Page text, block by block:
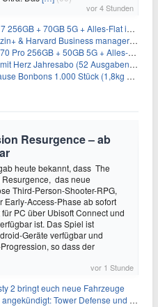
vor 4 Stunden
+ Alles-Flat im Vodafone-Netz für 34,99€/Monat – eff. 4,65€/Monat
Business manager+ Digital-Kombi-Abo 1 Monat kostenlos
5G + Alles-Flat im Vodafone-Netz für 19,99€/Monat – eff. 0,61€/Monat
(52 Ausgaben) für 161,40€ + bis zu 150€ Prämie
1.000 Stück (1,8kg Eimer) für 6,29€
Resurgence – ab
heute bekannt, dass The
Resurgence, das neue
Third-Person-Shooter-RPG,
Early-Access-Phase ab sofort
PC über Ubisoft Connect und
ist. Das Spiel ist
Geräte verfügbar und
so dass der
vor 1 Stunde
2 bringt euch neue Fahrzeuge
Tower Defense und Deckbuilding Kombo kehrt zurück